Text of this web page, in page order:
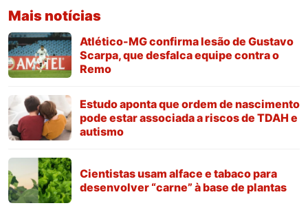
Mais notícias
Atlético-MG confirma lesão de Gustavo
Scarpa, que desfalca equipe contra o
Remo
Estudo aponta que ordem de nascimento
pode estar associada a riscos de TDAH e
autismo
Cientistas usam alface e tabaco para
desenvolver “carne” à base de plantas